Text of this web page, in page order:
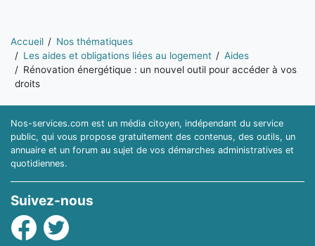
Vous êtes ici:
Accueil
Nos thématiques
Les aides et obligations liées au logement
Aides
Rénovation énergétique : un nouvel outil pour accéder à vos
droits
Nos-services.com est un média citoyen, indépendant du service
public, qui vous propose gratuitement des contenus, des outils, un
annuaire et un forum au sujet de vos démarches administratives et
quotidiennes.
Suivez-nous
Facebook
Twitter